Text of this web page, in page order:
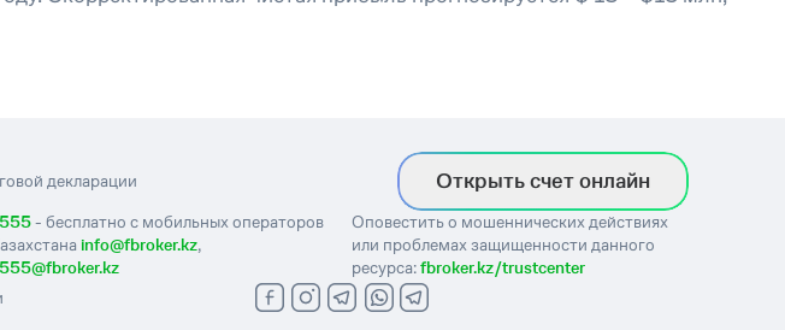
декларации Открыть счет онлайн
- бесплатно с мобильных операторов
info@fbroker.kz,
Оповестить о мошеннических действиях
или проблемах защищенности данного
ресурса:fbroker.kz/trustcenter